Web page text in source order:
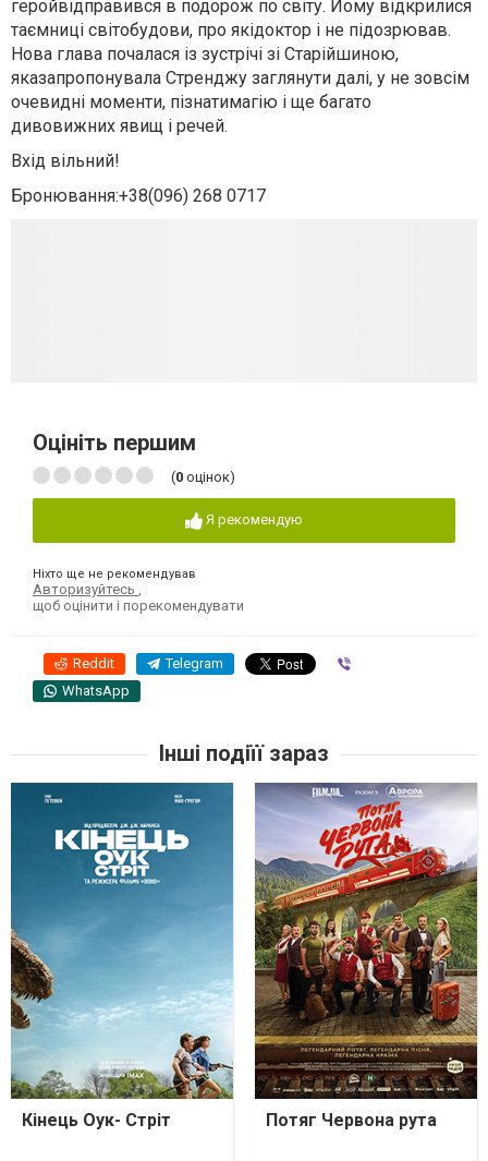
геройвідправився в подорож по світу. Йому відкрилися
таємниці світобудови, про якідоктор і не підозрював.
Нова глава почалася із зустрічі зі Старійшиною,
яказапропонувала Стренджу заглянути далі, у не зовсім
очевидні моменти, пізнатимагію і ще багато
дивовижних явищ і речей.
Вхід вільний!
Бронювання:+38(096) 268 0717
Оцініть першим
(0 оцінок)
Я рекомендую
Ніхто ще не рекомендував
Авторизуйтесь
щоб оцінити і порекомендувати
Reddit Telegram
WhatsApp
Інші подіїї зараз
Кінець Оук- Стріт Потяг Червона рута